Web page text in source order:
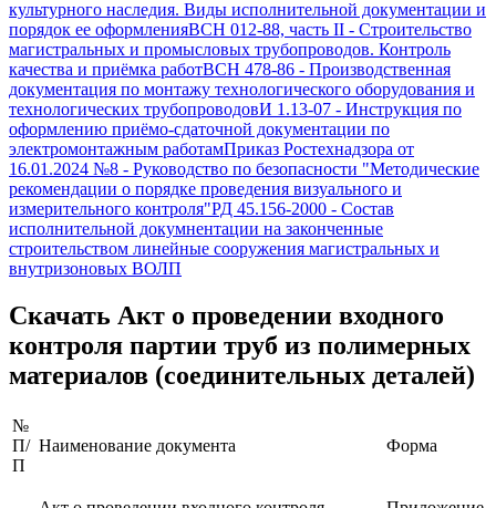
культурного наследия. Виды исполнительной документации и
порядок ее оформленияВСН 012-88, часть II - Строительство
магистральных и промысловых трубопроводов. Контроль
качества и приёмка работВСН 478-86 - Производственная
документация по монтажу технологического оборудования и
технологических трубопроводовИ 1.13-07 - Инструкция по
оформлению приёмо-сдаточной документации по
электромонтажным работамПриказ Ростехнадзора от
16.01.2024 №8 - Руководство по безопасности "Методические
рекомендации о порядке проведения визуального и
измерительного контроля"РД 45.156-2000 - Состав
исполнительной докумнентации на законченные
строительством линейные сооружения магистральных и
внутризоновых ВОЛП
Скачать Акт о проведении входного
контроля партии труб из полимерных
материалов (соединительных деталей)
№
П/
П
Наименование документа Форма